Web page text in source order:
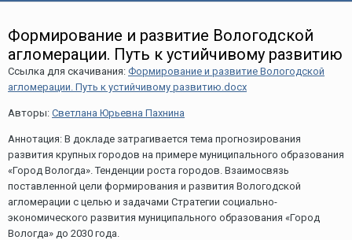
Формирование и развитие Вологодской
агломерации. Путь к устийчивому развитию
Ссылка для скачивания: Формирование и развитие Вологодской
агломерации. Путь к устийчивому развитию.docx
Авторы: Светлана Юрьевна Пахнина
Аннотация: В докладе затрагивается тема прогнозирования
развития крупных городов на примере муниципального образования
«Город Вологда». Тенденции роста городов. Взаимосвязь
поставленной цели формирования и развития Вологодской
агломерации с целью и задачами Стратегии социально-
экономического развития муниципального образования «Город
Вологда» до 2030 года.